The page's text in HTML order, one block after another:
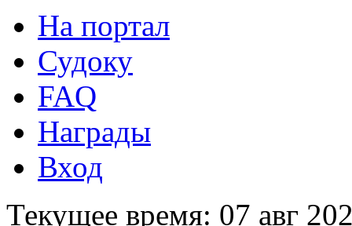
На портал
Судоку
FAQ
Награды
Вход
Текущее время: 07 авг